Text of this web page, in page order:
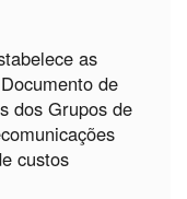
as
de
dos Grupos de
custos